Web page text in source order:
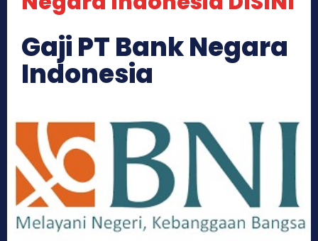
Gaji PT Bank Negara
Indonesia